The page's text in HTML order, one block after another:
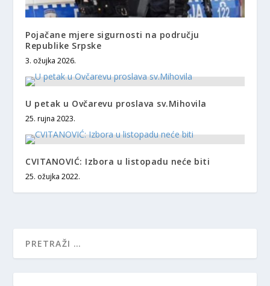
Pojačane mjere sigurnosti na području
Republike Srpske
3. ožujka 2026.
U petak u Ovčarevu proslava sv.Mihovila
25. rujna 2023.
CVITANOVIĆ: Izbora u listopadu neće biti
25. ožujka 2022.